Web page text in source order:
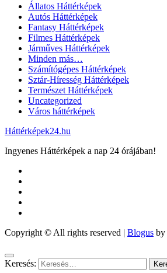
Állatos Háttérképek
Autós Háttérképek
Fantasy Háttérképek
Filmes Háttérképek
Járműves Háttérképek
Minden más…
Számítógépes Háttérképek
Sztár-Híresség Háttérképek
Természet Háttérképek
Uncategorized
Város háttérképek
Háttérképek24.hu
Ingyenes Háttérképek a nap 24 órájában!
Copyright © All rights reserved | Blogus by
Keresés: